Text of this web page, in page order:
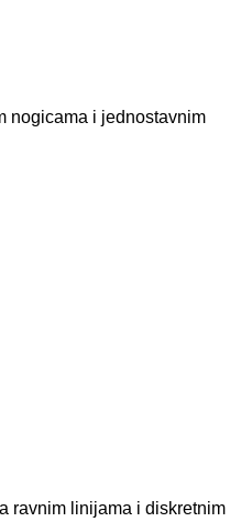
ravnim linijama i diskretnim